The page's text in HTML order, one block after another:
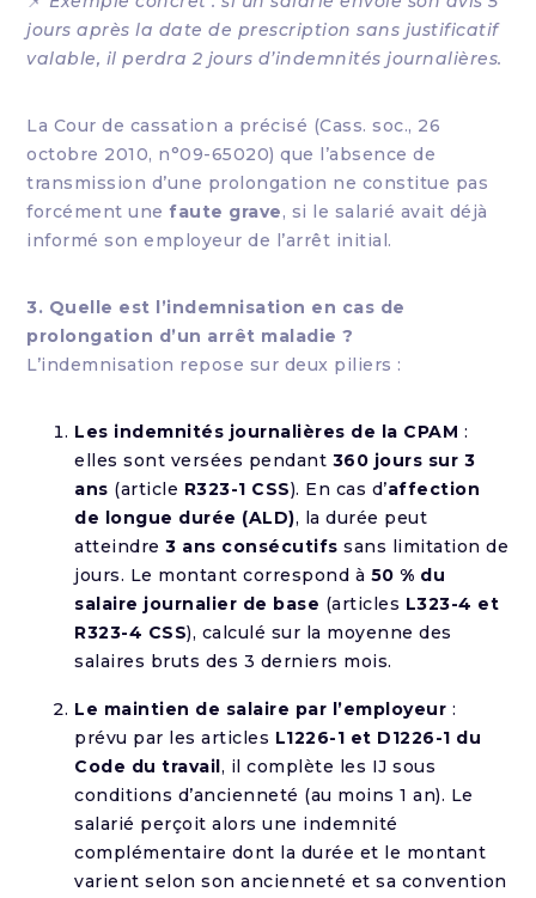
jours après la date de prescription sans justificatif
valable, il perdra 2 jours d’indemnités journalières.
La Cour de cassation a précisé (Cass. soc., 26
octobre 2010, n°09-65020) que l’absence de
transmission d’une prolongation ne constitue pas
forcément une faute grave, si le salarié avait déjà
informé son employeur de l’arrêt initial.
3. Quelle est l’indemnisation en cas de
prolongation d’un arrêt maladie ?
L’indemnisation repose sur deux piliers :
Les indemnités journalières de la CPAM :
elles sont versées pendant 360 jours sur 3
ans (article R323-1 CSS). En cas d’affection
de longue durée (ALD), la durée peut
atteindre3 ans consécutifs sans limitation de
jours. Le montant correspond à 50 % du
salaire journalier de base (articles L323-4 et
R323-4 CSS), calculé sur la moyenne des
salaires bruts des 3 derniers mois.
Le maintien de salaire par l’employeur :
prévu par les articles L1226-1 et D1226-1 du
Code du travail, il complète les IJ sous
conditions d’ancienneté (au moins 1 an). Le
salarié perçoit alors une indemnité
complémentaire dont la durée et le montant
varient selon son ancienneté et sa convention